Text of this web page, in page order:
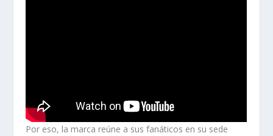
Por eso, la marca reúne a sus fanáticos en su sede